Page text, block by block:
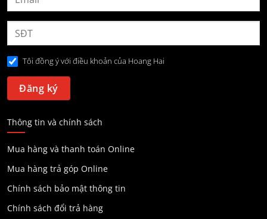
Tôi đồng ý với điều khoản của Hoang Hai
Thông tin và chính sách
Mua hàng và thanh toán Online
Mua hàng trả góp Online
Chính sách bảo mật thông tin
Chính sách đổi trả hàng